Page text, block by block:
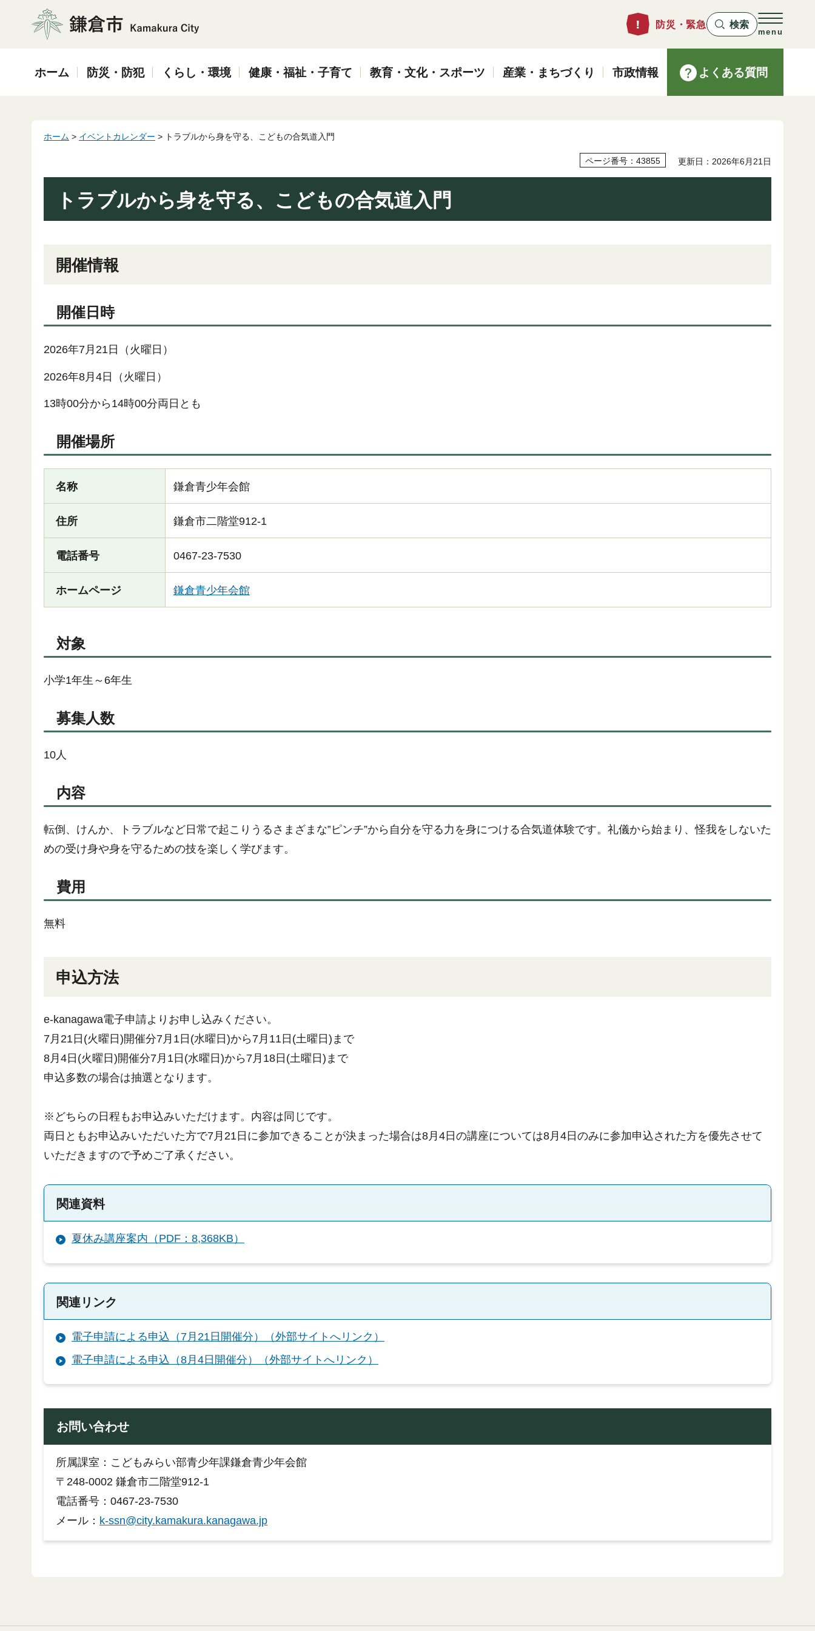
鎌倉市
防災・緊急 検索
menu
ホーム 防災・防犯 くらし・環境 健康・福祉・子育て 教育・文化・スポーツ 産業・まちづくり 市政情報 よくある質問
ホーム > イベントカレンダー > トラブルから身を守る、こどもの合気道入門
ページ番号：43855 更新日：2026年6月21日
トラブルから身を守る、こどもの合気道入門
開催情報
開催日時
2026年7月21日（火曜日）
2026年8月4日（火曜日）
13時00分から14時00分両日とも
開催場所
名称 鎌倉青少年会館
住所 鎌倉市二階堂912-1
電話番号 0467-23-7530
ホームページ 鎌倉青少年会館
対象
小学1年生～6年生
募集人数
10人
内容
転倒、けんか、トラブルなど日常で起こりうるさまざまな‟ピンチ”から自分を守る力を身につける合気道体験です。礼儀から始まり、怪我をしないた
めの受け身や身を守るための技を楽しく学びます。
費用
無料
申込方法
e-kanagawa電子申請よりお申し込みください。
7月21日(火曜日)開催分7月1日(水曜日)から7月11日(土曜日)まで
8月4日(火曜日)開催分7月1日(水曜日)から7月18日(土曜日)まで
申込多数の場合は抽選となります。
※どちらの日程もお申込みいただけます。内容は同じです。
両日ともお申込みいただいた方で7月21日に参加できることが決まった場合は8月4日の講座については8月4日のみに参加申込された方を優先させて
いただきますので予めご了承ください。
関連資料
夏休み講座案内（PDF：8,368KB）
関連リンク
電子申請による申込（7月21日開催分）（外部サイトへリンク）
電子申請による申込（8月4日開催分）（外部サイトへリンク）
お問い合わせ
所属課室：こどもみらい部青少年課鎌倉青少年会館
〒248-0002 鎌倉市二階堂912-1
電話番号：0467-23-7530
メール： k-ssn@city.kamakura.kanagawa.jp